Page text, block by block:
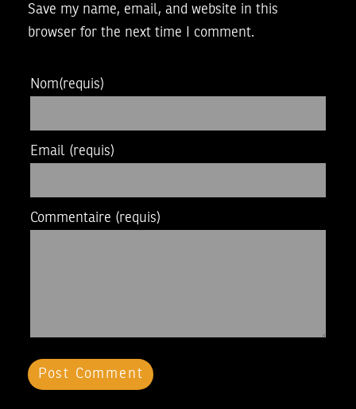
Save my name, email, and website in this
browser for the next time I comment.
Nom(requis)
Email (requis)
Commentaire (requis)